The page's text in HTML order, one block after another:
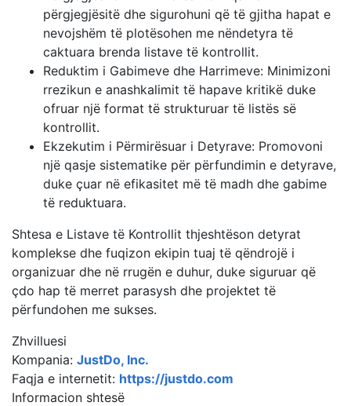
përgjegjësitë dhe sigurohuni që të gjitha hapat e
nevojshëm të plotësohen me nëndetyra të
caktuara brenda listave të kontrollit.
Reduktim i Gabimeve dhe Harrimeve: Minimizoni
rrezikun e anashkalimit të hapave kritikë duke
ofruar një format të strukturuar të listës së
kontrollit.
Ekzekutim i Përmirësuar i Detyrave: Promovoni
një qasje sistematike për përfundimin e detyrave,
duke çuar në efikasitet më të madh dhe gabime
të reduktuara.
Shtesa e Listave të Kontrollit thjeshtëson detyrat
komplekse dhe fuqizon ekipin tuaj të qëndrojë i
organizuar dhe në rrugën e duhur, duke siguruar që
çdo hap të merret parasysh dhe projektet të
përfundohen me sukses.
Zhvilluesi
Kompania: JustDo, Inc.
Faqja e internetit: https://justdo.com
Informacion shtesë